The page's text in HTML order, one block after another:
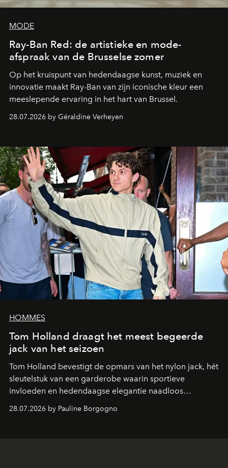
MODE
Ray-Ban Red: de artistieke en mode-
afspraak van de Brusselse zomer
Op het kruispunt van hedendaagse kunst, muziek en
innovatie maakt Ray-Ban van zijn iconische kleur een
meeslepende ervaring in het hart van Brussel.
28.07.2026 by Géraldine Verheyen
HOMMES
Tom Holland draagt het meest begeerde
jack van het seizoen
Tom Holland bevestigt de opmars van het nylon jack, hét
sleutelstuk van een garderobe waarin sportieve
invloeden en hedendaagse elegantie naadloos
28.07.2026 by Pauline Borgogno